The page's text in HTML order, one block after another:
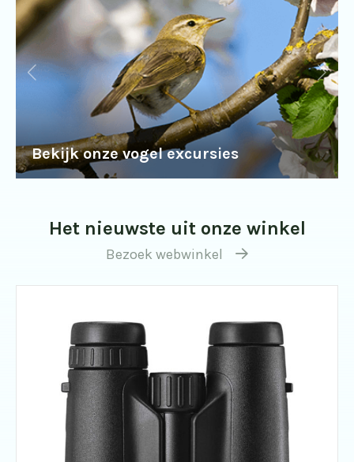
Bekijk onze vogel excursies
Het nieuwste uit onze winkel
Bezoek webwinkel